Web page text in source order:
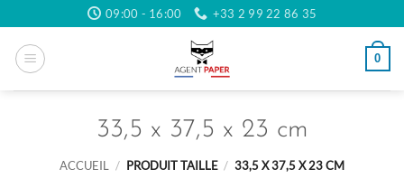
au
contenu
09:00 - 16:00 +33 2 99 22 86 35
0
33,5 x 37,5 x 23 cm
ACCUEIL / PRODUIT TAILLE / 33,5 X 37,5 X 23 CM